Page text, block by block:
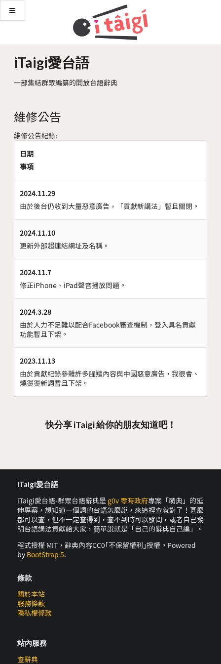
iTaigi愛台語
一部集結群眾編纂的開放台語辭典
維修公告
維修公告紀錄:
日期
事項
2024.11.29
由於後台仍收到大量惡意廣告，「貢獻新講法」暫且關閉。
2024.11.10
更新外部超連結網址及名稱。
2024.11.7
修正iPhone、iPad聲音播放問題。
2024.3.28
由於人力不足難以配合Facebook審查機制，登入具名貢獻
功能暫且下架。
2023.11.13
由於貢獻紀錄參雜許多腥羶內容與中國惡意廣告，我很會、
燒燙燙新詞暫且下架。
快分享 iTaigi 給你的朋友知道吧！
iTaigi愛台語
iTaigi愛台語-群眾台語辭典是 g0v 零時政府專案「萌典」的延
伸專案，想知道一個詞的台語怎麼說，來這裡查就對了！甚麼
都可以查，但不一定查得到，查不到時可以發問，或者自己發
明台語講法貢獻給大家，簡單說就是「自己的辭典自己編」。
程式授權 MIT，辭典內容CC0｢不保留權利｣授權。Powered
by BootStrap 5.
條款
關於本站
服務條款
隱私權條款
站內服務
查辭典